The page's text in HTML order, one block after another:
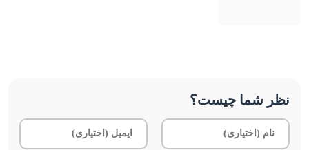
نظر شما چیست؟